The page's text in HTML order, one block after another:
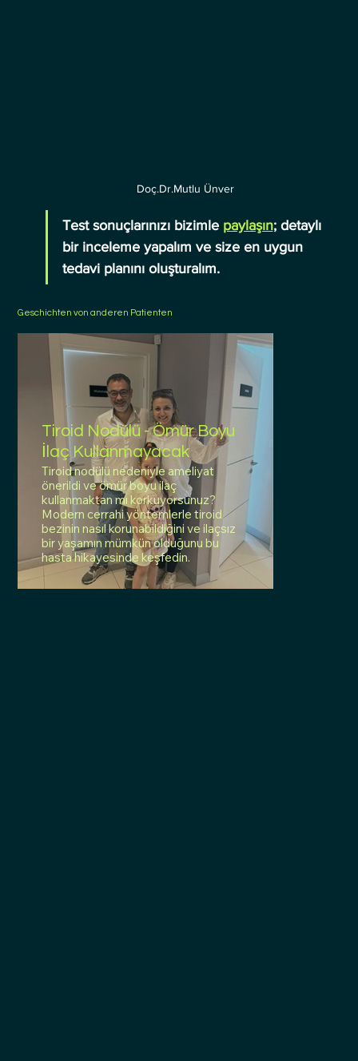
Geschichten von anderen Patienten
Tiroid Nodülü - Ömür Boyu
İlaç Kullanmayacak
Tiroid nodülü nedeniyle ameliyat
önerildi ve ömür boyu ilaç
kullanmaktan mı korkuyorsunuz?
Modern cerrahi yöntemlerle tiroid
bezinin nasıl korunabildiğini ve ilaçsız
bir yaşamın mümkün olduğunu bu
hasta hikayesinde keşfedin.
Doç.Dr.Mutlu Ünver
Test sonuçlarınızı bizimle paylaşın; detaylı
bir inceleme yapalım ve size en uygun
tedavi planını oluşturalım.